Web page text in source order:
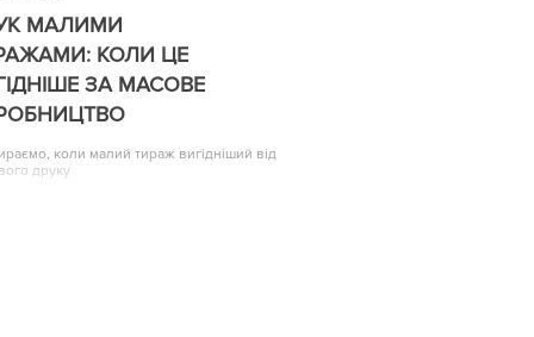
МАЛИМИ
КОЛИ ЦЕ
ЗА МАСОВЕ
коли малий тираж вигідніший від
друку